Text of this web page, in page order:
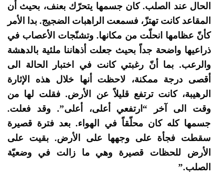
الحال عند الصلب.كان جسمها يتحرّك بعنف، بحيث أن
المقاعد كانت تهتزّ، فسمعت الراهبات الضجيج. بدا الأمر
كأنّ عظامها انحلّت من مكانها. وتشنّجات الأعصاب في
ذراعيها واضحة جداً بحيث جعلت أذهاننا ملئية بالدهشة
والرعب. بما أنّ رغبتي كانت في اختبار الحالة الى
أقصى درجة ممكنة، لاحظت أنها خلال هذه الإثارة
الرهيبة، كانت ترتفع قليلاً عن الأرض. فقلت لها من
وقت الى آخر “ارتفعي أعلى، أعلى”. وقد فعلت.
جسمها كله كان محلّقاً في الهواء. بعد فترة قصيرة
سقطت فجأة على وجهها على الأرض. بقيت على
الأرض للحظات قصيرة وهي ما زالت في وضعيّة
الصلب.”